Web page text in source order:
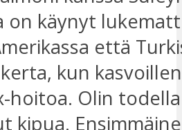
on käynyt
että
kun
hoitoa. Olin
kipua.